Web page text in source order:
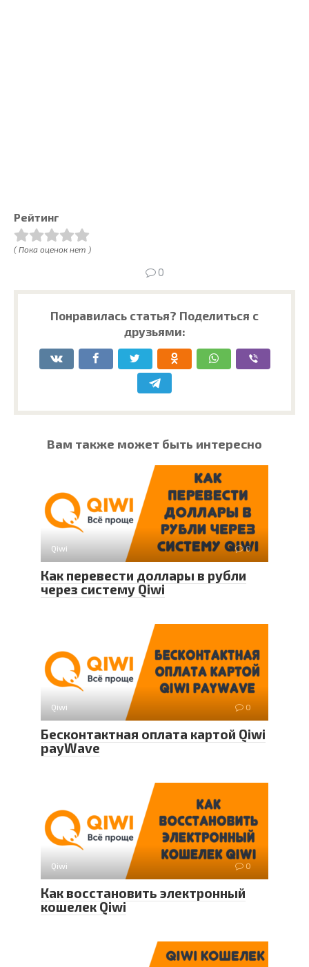
Рейтинг
( Пока оценок нет )
0
Понравилась статья? Поделиться с
друзьями:
Вам также может быть интересно
Qiwi 0
Как перевести доллары в рубли
через систему Qiwi
Qiwi 0
Бесконтактная оплата картой Qiwi
payWave
Qiwi 0
Как восстановить электронный
кошелек Qiwi